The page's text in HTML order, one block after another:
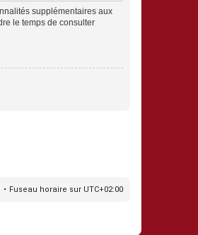
supplémentaires aux
le temps de consulter
Fuseau horaire sur UTC+02:00